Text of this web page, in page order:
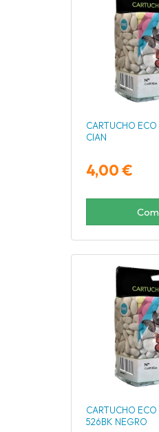
CARTUCHO
CIAN
4,00 €
CARTUCHO
526BK NEGRO